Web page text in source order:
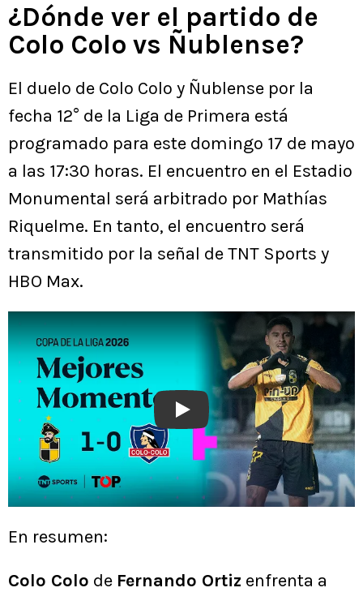
¿Dónde ver el partido de
Colo Colo vs Ñublense?
El duelo de Colo Colo y Ñublense por la
fecha 12° de la Liga de Primera está
programado para este domingo 17 de mayo
a las 17:30 horas. El encuentro en el Estadio
Monumental será arbitrado por Mathías
Riquelme. En tanto, el encuentro será
transmitido por la señal de TNT Sports y
HBO Max.
Play
En resumen:
Colo Colo de Fernando Ortiz enfrenta a